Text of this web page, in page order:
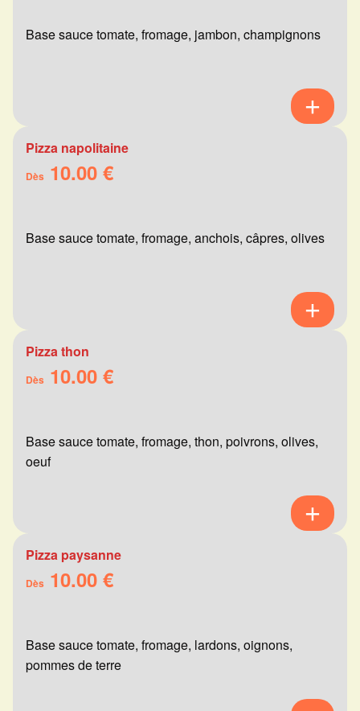
Base sauce tomate, fromage, jambon, champignons
Pizza napolitaine
Dès 10.00 €
Base sauce tomate, fromage, anchois, câpres, olives
Pizza thon
Dès 10.00 €
Base sauce tomate, fromage, thon, poivrons, olives,
oeuf
Pizza paysanne
Dès 10.00 €
Base sauce tomate, fromage, lardons, oignons,
pommes de terre